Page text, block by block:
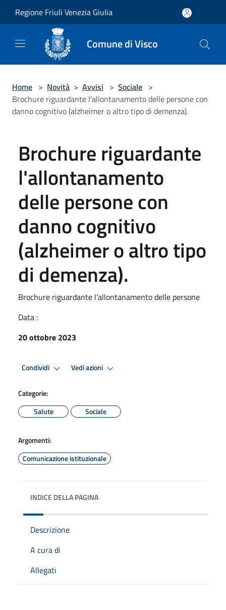
Regione Friuli Venezia Giulia
Comune di Visco
Home > Novità > Avvisi > Sociale >
Brochure riguardante l'allontanamento delle persone con
danno cognitivo (alzheimer o altro tipo di demenza).
Brochure riguardante
l'allontanamento
delle persone con
danno cognitivo
(alzheimer o altro tipo
di demenza).
Brochure riguardante l'allontanamento delle persone
Data :
20 ottobre 2023
Condividi Vedi azioni
Categorie:
Salute
Sociale
Argomenti:
Comunicazione istituzionale
INDICE DELLA PAGINA
Descrizione
A cura di
Allegati